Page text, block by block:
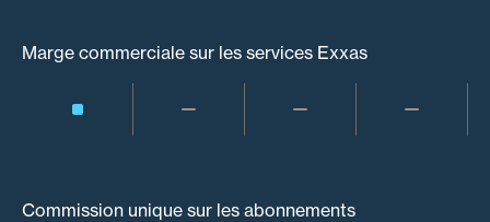
Marge commerciale sur les services Exxas
Commission unique sur les abonnements